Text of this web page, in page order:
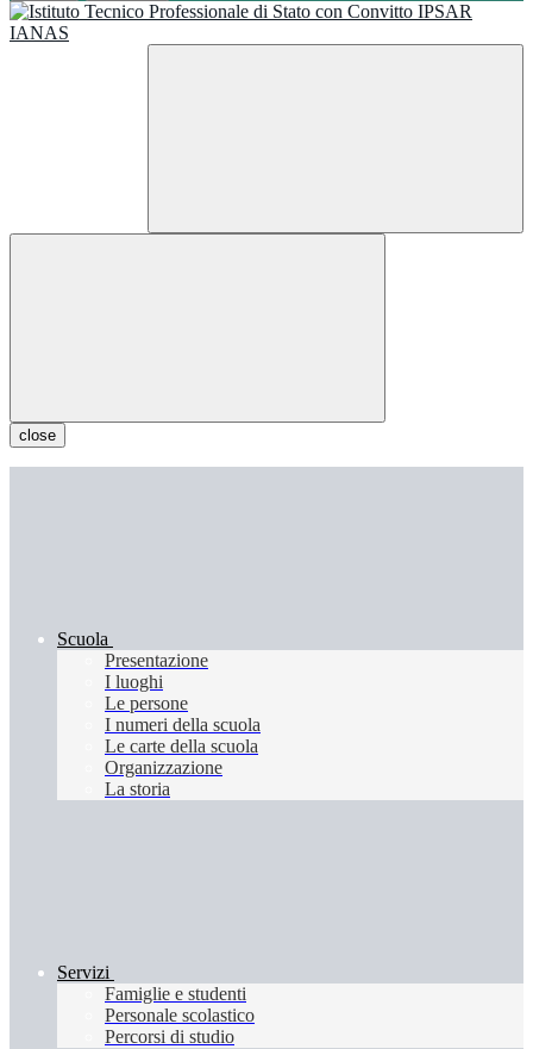
close
Scuola
Presentazione
I luoghi
Le persone
I numeri della scuola
Le carte della scuola
Organizzazione
La storia
Servizi
Famiglie e studenti
Personale scolastico
Percorsi di studio